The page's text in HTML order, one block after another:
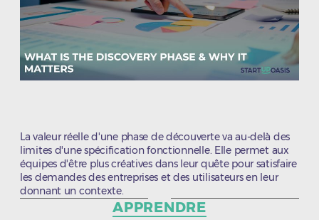
La valeur réelle d'une phase de découverte va au-delà des
limites d'une spécification fonctionnelle. Elle permet aux
équipes d'être plus créatives dans leur quête pour satisfaire
les demandes des entreprises et des utilisateurs en leur
donnant un contexte.
Catégories
APPRENDRE